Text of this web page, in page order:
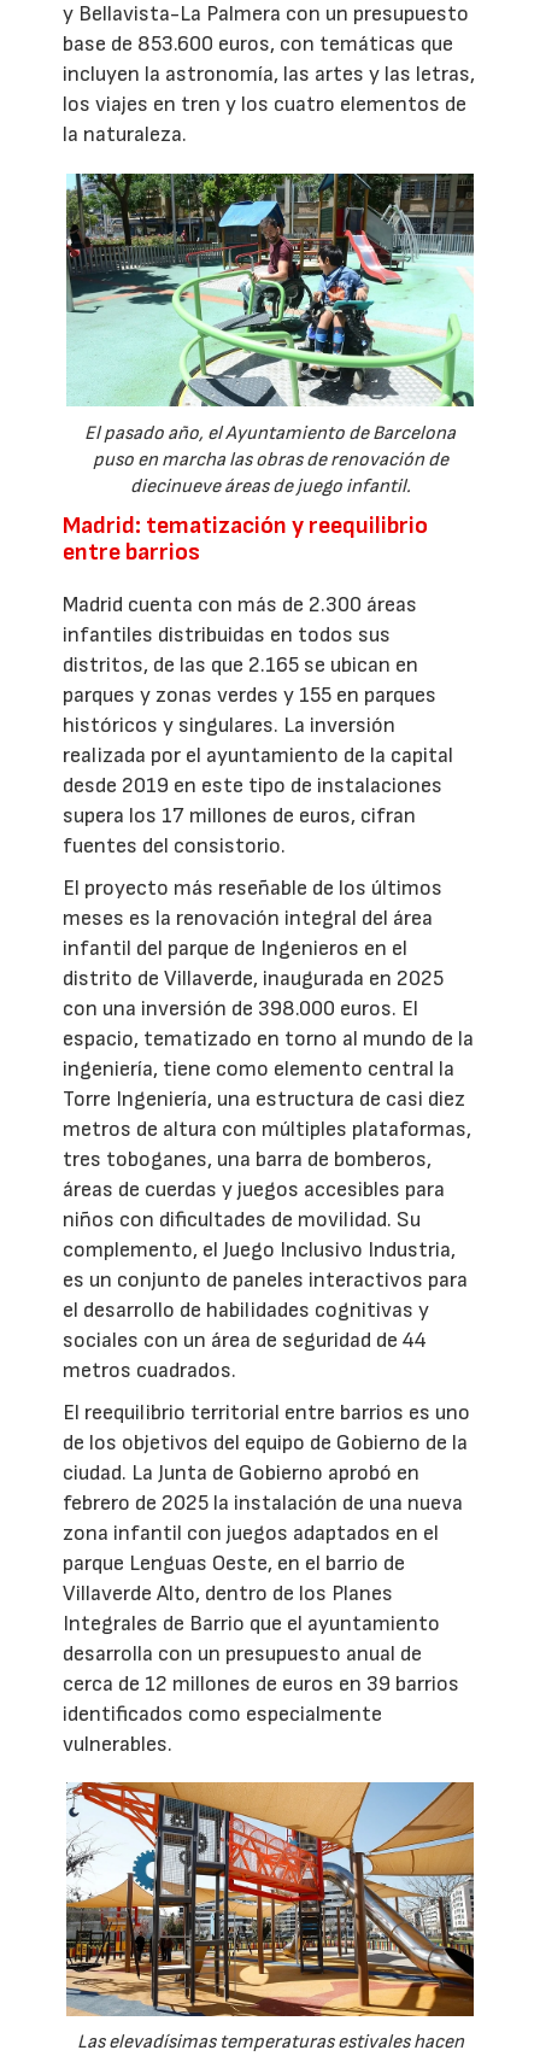
y Bellavista-La Palmera con un presupuesto
base de 853.600 euros, con temáticas que
incluyen la astronomía, las artes y las letras,
los viajes en tren y los cuatro elementos de
la naturaleza.
El pasado año, el Ayuntamiento de Barcelona
puso en marcha las obras de renovación de
diecinueve áreas de juego infantil.
Madrid: tematización y reequilibrio
entre barrios
Madrid cuenta con más de 2.300 áreas
infantiles distribuidas en todos sus
distritos, de las que 2.165 se ubican en
parques y zonas verdes y 155 en parques
históricos y singulares. La inversión
realizada por el ayuntamiento de la capital
desde 2019 en este tipo de instalaciones
supera los 17 millones de euros, cifran
fuentes del consistorio.
El proyecto más reseñable de los últimos
meses es la renovación integral del área
infantil del parque de Ingenieros en el
distrito de Villaverde, inaugurada en 2025
con una inversión de 398.000 euros. El
espacio, tematizado en torno al mundo de la
ingeniería, tiene como elemento central la
Torre Ingeniería, una estructura de casi diez
metros de altura con múltiples plataformas,
tres toboganes, una barra de bomberos,
áreas de cuerdas y juegos accesibles para
niños con dificultades de movilidad. Su
complemento, el Juego Inclusivo Industria,
es un conjunto de paneles interactivos para
el desarrollo de habilidades cognitivas y
sociales con un área de seguridad de 44
metros cuadrados.
El reequilibrio territorial entre barrios es uno
de los objetivos del equipo de Gobierno de la
ciudad. La Junta de Gobierno aprobó en
febrero de 2025 la instalación de una nueva
zona infantil con juegos adaptados en el
parque Lenguas Oeste, en el barrio de
Villaverde Alto, dentro de los Planes
Integrales de Barrio que el ayuntamiento
desarrolla con un presupuesto anual de
cerca de 12 millones de euros en 39 barrios
identificados como especialmente
vulnerables.
Las elevadísimas temperaturas estivales hacen